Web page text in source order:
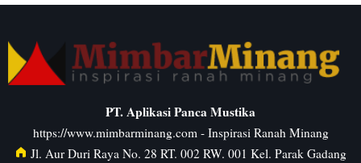
PT. Aplikasi Panca Mustika
https://www.mimbarminang.com- Inspirasi Ranah Minang
Jl. Aur Duri Raya No. 28 RT. 002 RW. 001 Kel. Parak Gadang